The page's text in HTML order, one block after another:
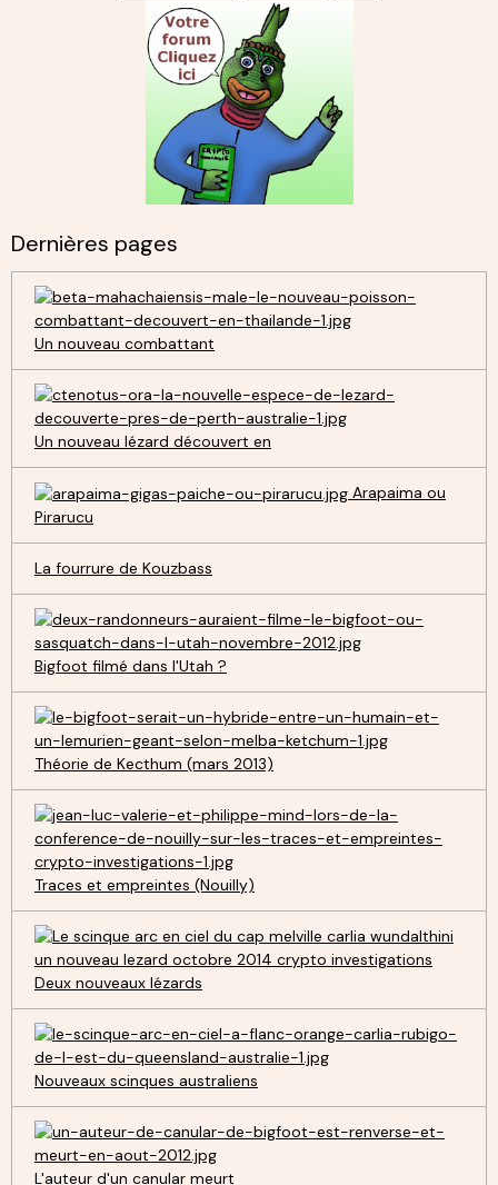
Dernières pages
Un nouveau combattant
Un nouveau lézard découvert en
Arapaima ou
Pirarucu
La fourrure de Kouzbass
Bigfoot filmé dans l'Utah ?
Théorie de Kecthum (mars 2013)
Traces et empreintes (Nouilly)
Deux nouveaux lézards
Nouveaux scinques australiens
L'auteur d'un canular meurt